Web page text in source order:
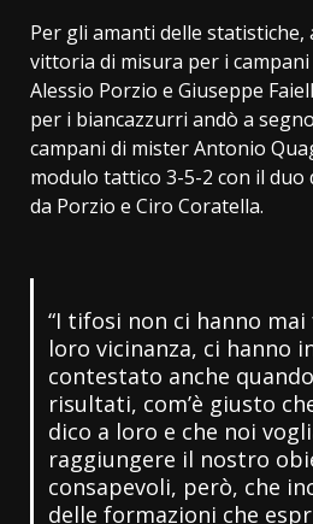
Per gli amanti delle statistiche,
vittoria di misura per i
Alessio Porzio e Giuseppe
per i biancazzurri andò a
campani di mister Antonio
modulo tattico 3-5-2 con il duo
da Porzio e Ciro Coratella.
“I tifosi non ci hanno
loro vicinanza, ci hanno
contestato anche
risultati, com’è giusto
dico a loro e che noi
raggiungere il nostro
consapevoli, però, che
delle formazioni che